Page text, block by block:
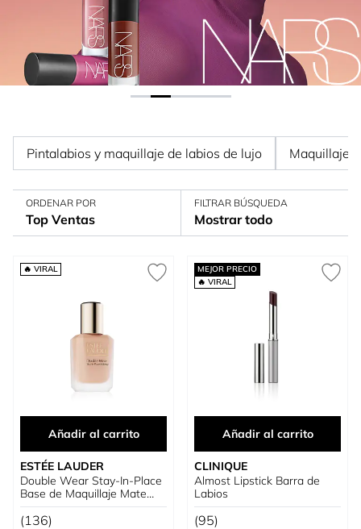
Pintalabios y maquillaje de labios de lujo Maquillaje
ORDENAR POR
Top Ventas
FILTRAR BÚSQUEDA
Mostrar todo
🔥 VIRAL
Añadir al carrito
ESTÉE LAUDER
Double Wear Stay-In-Place
Base de Maquillaje Mate
Larga Duración SPF10
(136)
MEJOR PRECIO
🔥 VIRAL
Añadir al carrito
CLINIQUE
Almost Lipstick Barra de
Labios
(95)